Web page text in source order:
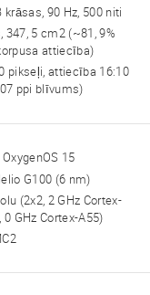
krāsas, 90 Hz, 500 niti
347, 5 cm2 (~81, 9%
attiecība)
pikseļi, attiecība 16:10
ppi blīvums)
15
G100 (6 nm)
(2x2, 2 GHz Cortex-
0 GHz Cortex-A55)